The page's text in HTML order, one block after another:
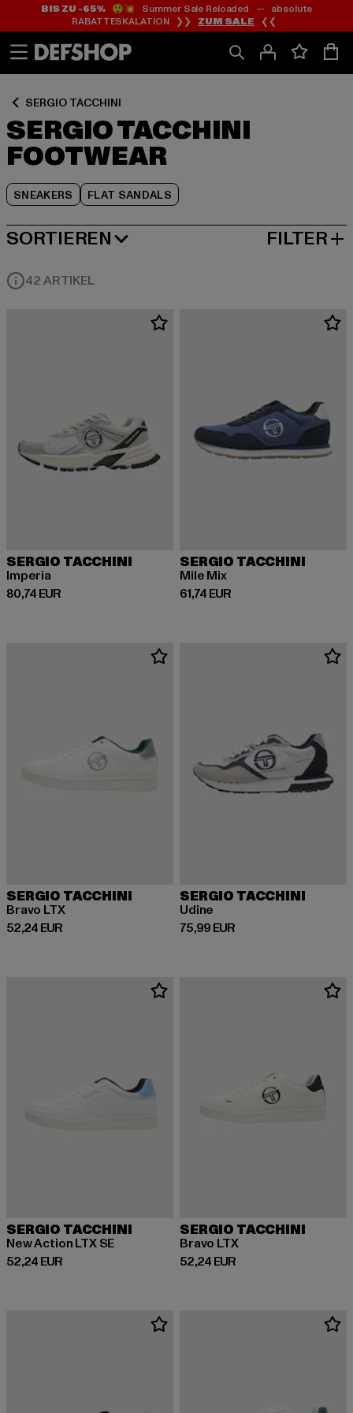
Zum
Inhalt
springen
Zum
Fußzeile
springen
BIS ZU -65%😲💥 Summer Sale Reloaded — absolute
RABATTESKALATION ❯❯ ZUM SALE ❮❮
SERGIO TACCHINI
SERGIO TACCHINI
FOOTWEAR
SNEAKERS FLAT SANDALS
Zum
Produktraster
springen
SORTIEREN
BELIEBTESTE FILTER
42 ARTIKEL
SERGIO TACCHINI
Imperia
80,74 EUR
Derzeitiger Preis: 80,74 EUR
SERGIO TACCHINI
Mile Mix
61,74 EUR
Derzeitiger Preis: 61,74 EUR
SERGIO TACCHINI
Bravo LTX
52,24 EUR
Derzeitiger Preis: 52,24 EUR
SERGIO TACCHINI
Udine
75,99 EUR
Derzeitiger Preis: 75,99 EUR
SERGIO TACCHINI
New Action LTX SE
52,24 EUR
Derzeitiger Preis: 52,24 EUR
SERGIO TACCHINI
Bravo LTX
52,24 EUR
Derzeitiger Preis: 52,24 EUR